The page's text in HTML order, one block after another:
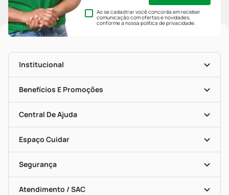
Ao se cadastrar você concorda em receber
comunicação com ofertas e novidades,
conforme a nossapolítica de privacidade.
Institucional
Nossas Lojas
Mapa De Categorias
Blog Da PP
Seja Uma Loja Parceira
Benefícios E Promoções
Convênios
Programa Popular Do Brasil
Encarte De Ofertas
Dermaclub
Descontos De Laboratório (PBM)
Cupons E Ofertas
Central De Ajuda
Recompra Programada
Compras Com Receita
Alomed (tele-Entrega)
Formas De Pagamento
Troca E Devolução
Bulas De A A Z
Políticas De Marketplace
Espaço Cuidar
Serviços Farmacêuticos
Testes Rápidos
Autoteste Covid-19
Segurança
Portal Da Privacidade
Atendimento / SAC